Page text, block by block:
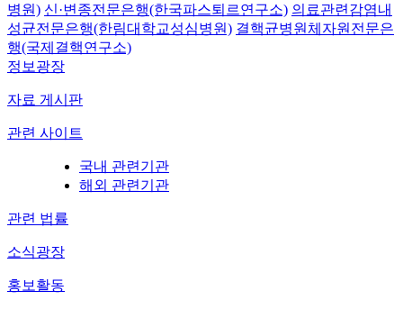
병원) 신·변종전문은행(한국파스퇴르연구소) 의료관련감염내
성균전문은행(한림대학교성심병원) 결핵균병원체자원전문은
행(국제결핵연구소)
정보광장
자료 게시판
관련 사이트
국내 관련기관
해외 관련기관
관련 법률
소식광장
홍보활동